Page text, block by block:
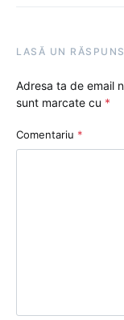
LASĂ UN RĂSPUNS
Adresa ta de email
sunt marcate cu *
Comentariu *